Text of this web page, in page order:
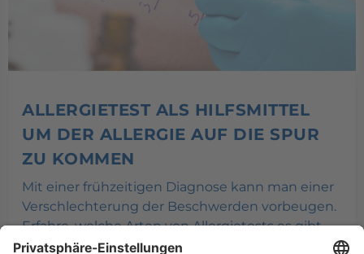
ALLERGIETEST ALS HILFSMITTEL
UM DER ALLERGIE AUF DIE SPUR
ZU KOMMEN
Mit einer frühzeitigen Diagnose kann man einer
Verschlechterung der Beschwerden vorbeugen.
Erfahre, welche Arten von Allergietests es gibt
und wie sie funktionieren.